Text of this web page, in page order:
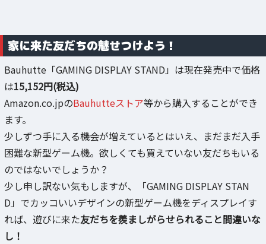
家に来た友だちの魅せつけよう！
Bauhutte「GAMING DISPLAY STAND」は現在発売中で価格
は15,152円(税込)
Amazon.co.jpのBauhutteストア等から購入することができ
ます。
少しずつ手に入る機会が増えているとはいえ、まだまだ入手
困難な新型ゲーム機。欲しくても買えていない友だちもいる
のではないでしょうか？
少し申し訳ない気もしますが、「GAMING DISPLAY STAN
D」でカッコいいデザインの新型ゲーム機をディスプレイす
れば、遊びに来た友だちを羨ましがらせられること間違いな
し！